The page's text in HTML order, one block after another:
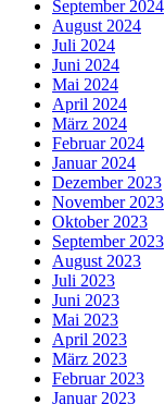
September 2024
August 2024
Juli 2024
Juni 2024
Mai 2024
April 2024
März 2024
Februar 2024
Januar 2024
Dezember 2023
November 2023
Oktober 2023
September 2023
August 2023
Juli 2023
Juni 2023
Mai 2023
April 2023
März 2023
Februar 2023
Januar 2023